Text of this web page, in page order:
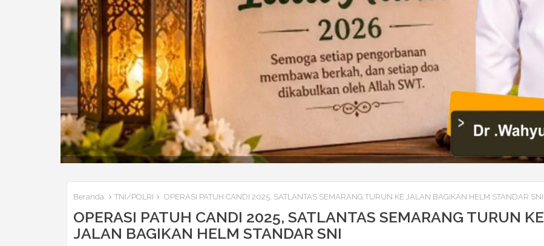
Beranda TNI/POLRI OPERASI PATUH CANDI 2025, SATLANTAS SEMARANG TURUN KE JALAN BAGIKAN HELM STANDAR SNI
OPERASI PATUH CANDI 2025, SATLANTAS SEMARANG TURUN KE
JALAN BAGIKAN HELM STANDAR SNI